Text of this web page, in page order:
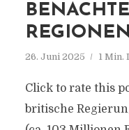
26. Juni 2025 1 Min.
Click to rate this
britische